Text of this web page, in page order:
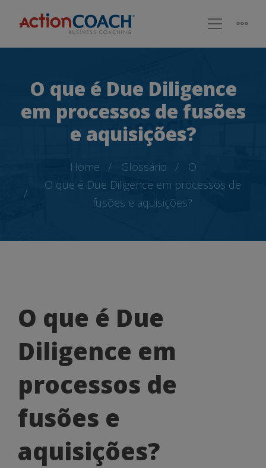
O que é Due Diligence
em processos de fusões
e aquisições?
Home Glossário
O
O que é Due Diligence em processos de
fusões e aquisições?
O
que
é
Due
Diligence
em
processos
O que é Due
Diligence em
processos de
fusões e
aquisições?